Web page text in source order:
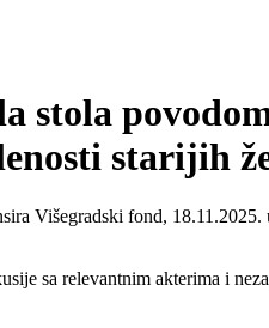
stola
starijih
Višegradski fond,
sa relevantnim akterima i